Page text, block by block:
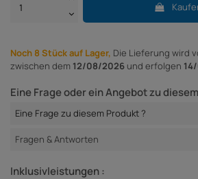
Noch 8 Stück auf Lager, Die Lieferung wird
zwischen dem 12/08/2026 und erfolgen
Eine Frage oder ein Angebot zu
Eine Frage zu diesem Produkt ?
Fragen & Antworten
Inklusivleistungen :